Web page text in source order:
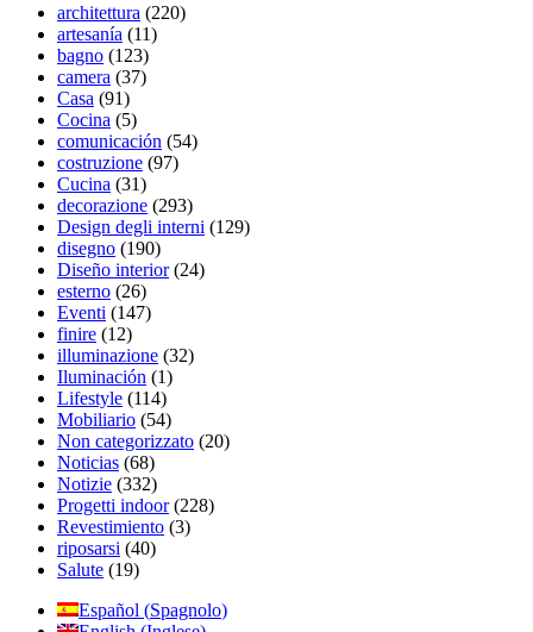
architettura (220)
artesanía (11)
bagno (123)
camera (37)
Casa (91)
Cocina (5)
comunicación (54)
costruzione (97)
Cucina (31)
decorazione (293)
Design degli interni (129)
disegno (190)
Diseño interior(24)
esterno (26)
Eventi (147)
finire (12)
illuminazione (32)
Iluminación (1)
Lifestyle (114)
Mobiliario (54)
Non categorizzato (20)
Noticias (68)
Notizie (332)
Progetti indoor(228)
Revestimiento (3)
riposarsi (40)
Salute (19)
Español (Spagnolo)